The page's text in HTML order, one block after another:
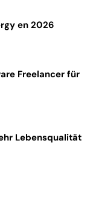
en 2026
Freelancer für
Lebensqualität